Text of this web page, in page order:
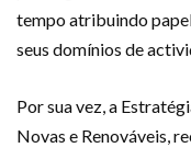
tempo atribuindo
seus domínios de
Por sua vez, a
Novas e Renováveis,